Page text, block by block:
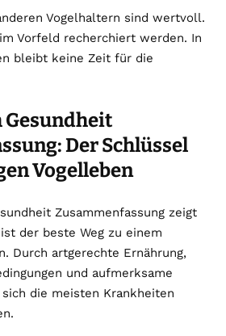
Vogelhaltern sind wertvoll.
Vorfeld recherchiert werden. In
bleibt keine Zeit für die
Der Schlüssel
Vogelleben
Zusammenfassung zeigt
der beste Weg zu einem
Durch artgerechte Ernährung,
und aufmerksame
die meisten Krankheiten